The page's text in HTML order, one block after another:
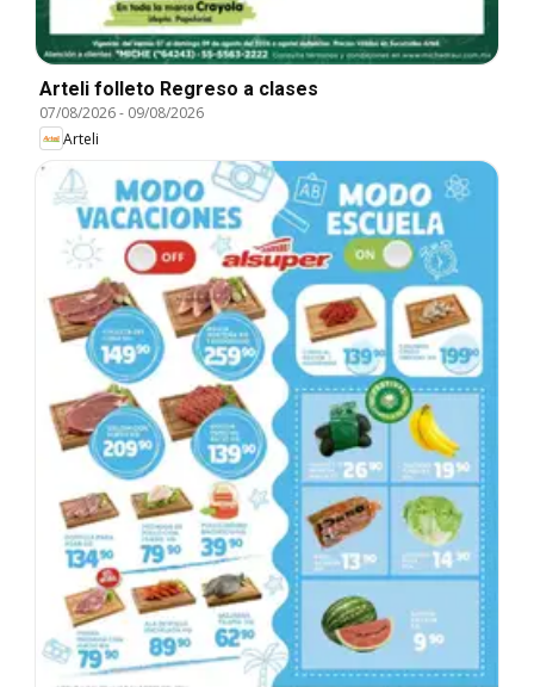
Arteli folleto Regreso a clases
07/08/2026- 09/08/2026
Arteli